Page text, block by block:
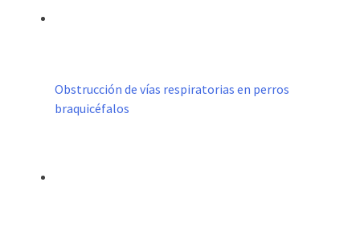
Obstrucción de vías respiratorias en perros
braquicéfalos